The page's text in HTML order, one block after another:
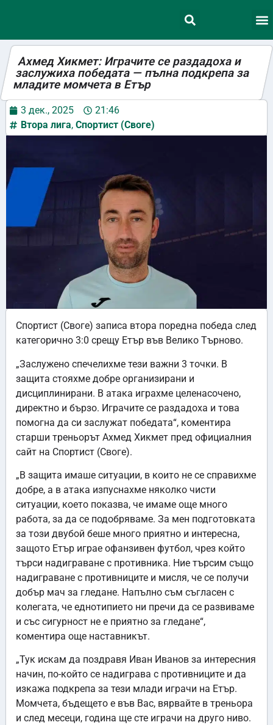
Ахмед Хикмет: Играчите се раздадоха и
заслужиха победата — пълна подкрепа за
младите момчета в Етър
3 дек., 2025
21:46
Втора лига, Спортист (Своге)
Спортист (Своге) записа втора поредна победа след
категорично 3:0 срещу Етър във Велико Търново.
„Заслужено спечелихме тези важни 3 точки. В
защита стояхме добре организирани и
дисциплинирани. В атака играхме целенасочено,
директно и бързо. Играчите се раздадоха и това
помогна да си заслужат победата“, коментира
старши треньорът Ахмед Хикмет пред официалния
сайт на Спортист (Своге).
„В защита имаше ситуации, в които не се справихме
добре, а в атака изпуснахме няколко чисти
ситуации, което показва, че имаме още много
работа, за да се подобряваме. За мен подготовката
за този двубой беше много приятно и интересна,
защото Етър играе офанзивен футбол, чрез който
търси надиграване с противника. Ние търсим също
надиграване с противниците и мисля, че се получи
добър мач за гледане. Напълно съм съгласен с
колегата, че еднотипието ни пречи да се развиваме
и със сигурност не е приятно за гледане“,
коментира още наставникът.
„Тук искам да поздравя Иван Иванов за интересния
начин, по-който се надиграва с противниците и да
изкажа подкрепа за тези млади играчи на Етър.
Момчета, бъдещето е във Вас, вярвайте в треньора
и след месеци, година ще сте играчи на друго ниво.